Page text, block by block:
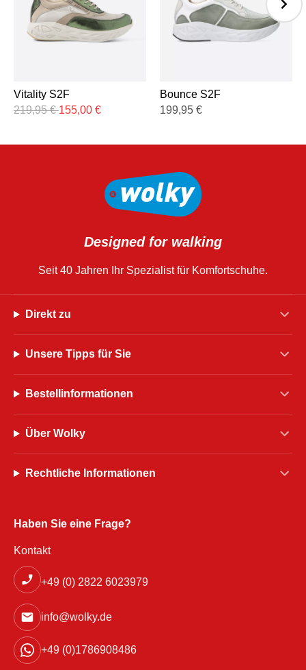
Vitality S2F
219,95€ 155,00 €
Bounce S2F
199,95 €
Designed for walking
Seit 40 Jahren Ihr Spezialist für Komfortschuhe.
Direkt zu
Unsere Tipps für Sie
Bestellinformationen
Über Wolky
Rechtliche Informationen
Haben Sie eine Frage?
Kontakt
+49 (0) 2822 6023979
info@wolky.de
+49 (0)1786908486